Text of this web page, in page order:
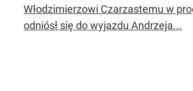
Włodzimierzowi Czarzastemu w
odniósł się do wyjazdu Andrzeja...